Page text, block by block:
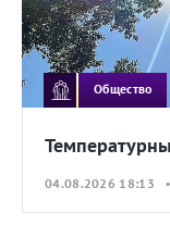
Общество
04.08.2026 18:13 •